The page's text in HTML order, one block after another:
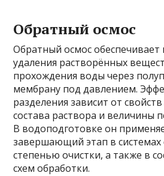
Обратный осмос
Обратный осмос
удаления растворённых
прохождения воды через
мембрану под давлением.
разделения зависит от
состава раствора и величины
В водоподготовке он
завершающий этап в системах
степенью очистки, а также в
схем обработки.